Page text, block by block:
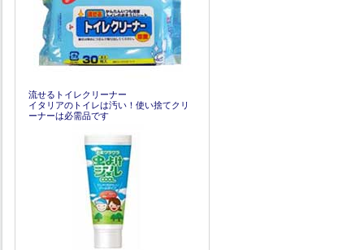
流せるトイレクリーナー
イタリアのトイレは汚い！使い捨てクリ
ーナーは必需品です